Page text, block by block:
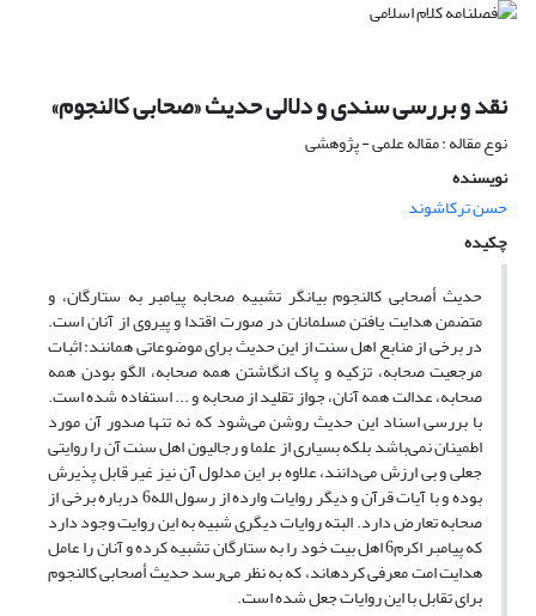
نقد و بررسی سندی و دلالی حدیث «صحابی کالنجوم»
نوع مقاله : مقاله علمی - پژوهشی
نویسنده
حسن ترکاشوند
چکیده
حدیث أصحابی کالنجوم بیان‎گر تشبیه صحابه پیامبر به ستارگان، و
متضمن هدایت یافتن مسلمانان در صورت اقتدا و پیروی از آنان است.
در برخی از منابع اهل سنت از این حدیث برای موضوعاتی همانند: اثبات
مرجعیت صحابه، تزکیه و پاک انگاشتن همه صحابه، الگو بودن همه
صحابه، عدالت همه آنان، جواز تقلید از صحابه و ... استفاده شده است.
با بررسی اسناد این حدیث روشن می‌شود که نه تنها صدور آن مورد
اطمینان نمی‌باشد بلکه بسیاری از علما و رجالیون اهل سنت آن را روایتی
جعلی و بی ارزش می‌دانند، علاوه بر این مدلول آن نیز غیر قابل پذیرش
بوده و با آیات قرآن و دیگر روایات وارده از رسول الله6 درباره برخی از
صحابه تعارض دارد. البته روایات دیگری شبیه به این روایت وجود دارد
که پیامبر اکرم6 اهل بیت خود را به ستارگان تشبیه کرده و آنان را عامل
هدایت امت معرفی کرده‎اند، که به نظر می‌رسد حدیث أصحابی کالنجوم
برای تقابل با این روایات جعل شده است.